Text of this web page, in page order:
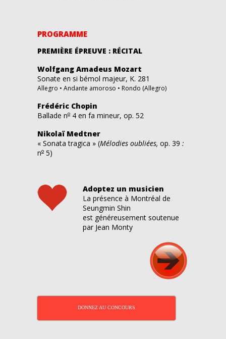
PROGRAMME
PREMIÈRE ÉPREUVE : RÉCITAL
Wolfgang Amadeus Mozart
Sonate en si bémol majeur, K. 281
Allegro • Andante amoroso • Rondo (Allegro)
Frédéric Chopin
Ballade no 4 en fa mineur, op. 52
Nikolaï Medtner
« Sonata tragica » (Mélodies oubliées, op. 39 :
no 5)
Adoptez un musicien
La présence à Montréal de
Seungmin Shin
est généreusement soutenue
par Jean Monty
DONNEZ AU CONCOURS